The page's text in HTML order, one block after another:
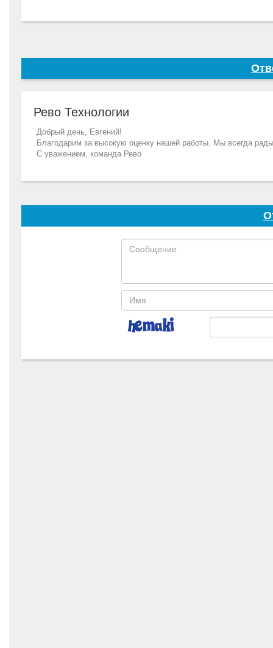
Рево Технологии
Добрый день, Евгений!
Благодарим за высокую оценку нашей работы. Мы всегда
С уважением, команда Рево